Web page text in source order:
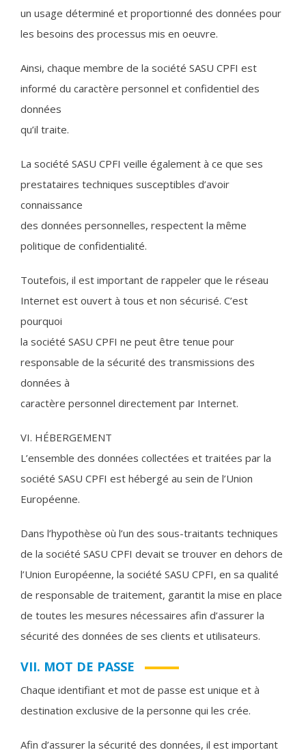
un usage déterminé et proportionné des données pour
les besoins des processus mis en oeuvre.
Ainsi, chaque membre de la société SASU CPFI est
informé du caractère personnel et confidentiel des
données
qu’il traite.
La société SASU CPFI veille également à ce que ses
prestataires techniques susceptibles d’avoir
connaissance
des données personnelles, respectent la même
politique de confidentialité.
Toutefois, il est important de rappeler que le réseau
Internet est ouvert à tous et non sécurisé. C’est
pourquoi
la société SASU CPFI ne peut être tenue pour
responsable de la sécurité des transmissions des
données à
caractère personnel directement par Internet.
VI. HÉBERGEMENT
L’ensemble des données collectées et traitées par la
société SASU CPFI est hébergé au sein de l’Union
Européenne.
Dans l’hypothèse où l’un des sous-traitants techniques
de la société SASU CPFI devait se trouver en dehors de
l’Union Européenne, la société SASU CPFI, en sa qualité
de responsable de traitement, garantit la mise en place
de toutes les mesures nécessaires afin d’assurer la
sécurité des données de ses clients et utilisateurs.
VII. MOT DE PASSE
Chaque identifiant et mot de passe est unique et à
destination exclusive de la personne qui les crée.
Afin d’assurer la sécurité des données, il est important